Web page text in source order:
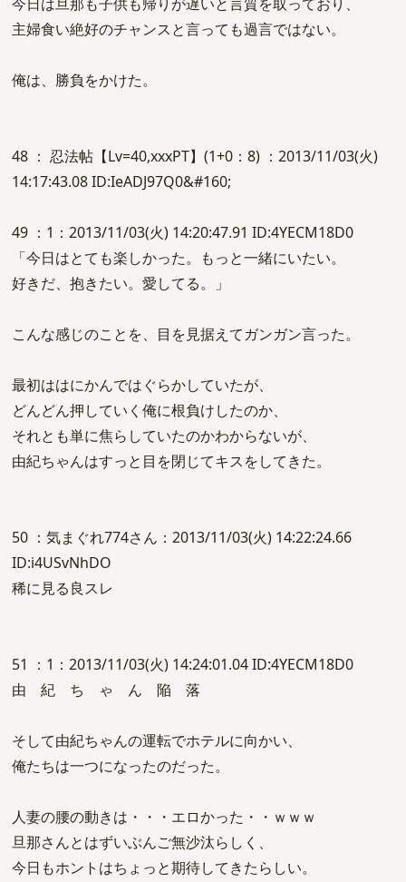
主婦食い絶好のチャンスと言っても過言ではない。
俺は、勝負をかけた。
48 ： 忍法帖【Lv=40,xxxPT】(1+0：8) ：2013/11/03(火)
14:17:43.08 ID:IeADJ97Q0&#160;
49 ：1：2013/11/03(火) 14:20:47.91 ID:4YECM18D0
「今日はとても楽しかった。もっと一緒にいたい。
好きだ、抱きたい。愛してる。」
こんな感じのことを、目を見据えてガンガン言った。
最初ははにかんではぐらかしていたが、
どんどん押していく俺に根負けしたのか、
それとも単に焦らしていたのかわからないが、
由紀ちゃんはすっと目を閉じてキスをしてきた。
50 ：気まぐれ774さん：2013/11/03(火) 14:22:24.66
ID:i4USvNhDO
稀に見る良スレ
51 ：1：2013/11/03(火) 14:24:01.04 ID:4YECM18D0
由 紀 ち ゃ ん 陥 落
そして由紀ちゃんの運転でホテルに向かい、
俺たちは一つになったのだった。
人妻の腰の動きは・・・エロかった・・ｗｗｗ
旦那さんとはずいぶんご無沙汰らしく、
今日もホントはちょっと期待してきたらしい。